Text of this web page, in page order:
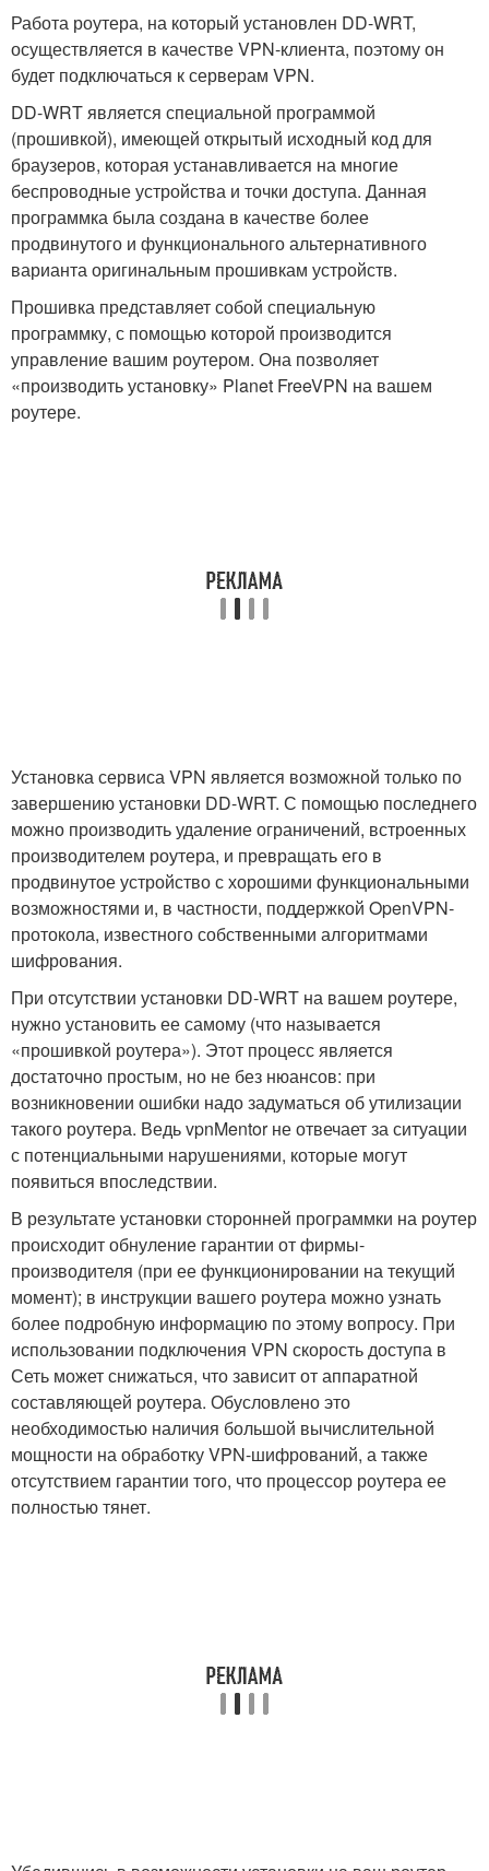
Работа роутера, на который установлен DD-WRT,
осуществляется в качестве VPN-клиента, поэтому он
будет подключаться к серверам VPN.
DD-WRT является специальной программой
(прошивкой), имеющей открытый исходный код для
браузеров, которая устанавливается на многие
беспроводные устройства и точки доступа. Данная
программка была создана в качестве более
продвинутого и функционального альтернативного
варианта оригинальным прошивкам устройств.
Прошивка представляет собой специальную
программку, с помощью которой производится
управление вашим роутером. Она позволяет
«производить установку» Planet FreeVPN на вашем
роутере.
Установка сервиса VPN является возможной только по
завершению установки DD-WRT. С помощью последнего
можно производить удаление ограничений, встроенных
производителем роутера, и превращать его в
продвинутое устройство с хорошими функциональными
возможностями и, в частности, поддержкой OpenVPN-
протокола, известного собственными алгоритмами
шифрования.
При отсутствии установки DD-WRT на вашем роутере,
нужно установить ее самому (что называется
«прошивкой роутера»). Этот процесс является
достаточно простым, но не без нюансов: при
возникновении ошибки надо задуматься об утилизации
такого роутера. Ведь vpnMentor не отвечает за ситуации
с потенциальными нарушениями, которые могут
появиться впоследствии.
В результате установки сторонней программки на роутер
происходит обнуление гарантии от фирмы-
производителя (при ее функционировании на текущий
момент); в инструкции вашего роутера можно узнать
более подробную информацию по этому вопросу. При
использовании подключения VPN скорость доступа в
Сеть может снижаться, что зависит от аппаратной
составляющей роутера. Обусловлено это
необходимостью наличия большой вычислительной
мощности на обработку VPN-шифрований, а также
отсутствием гарантии того, что процессор роутера ее
полностью тянет.